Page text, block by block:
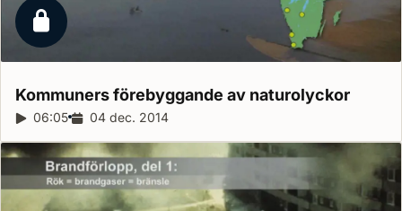
Låst reportage
Kommuners förebyggande av naturolyckor
Reportagelängd:
06:05 Releasedatum:
04 dec. 2014